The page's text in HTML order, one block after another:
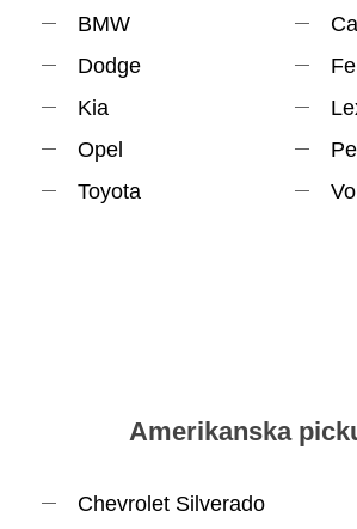
BMW
Dodge
Kia
Opel
Toyota
Amerikanska
Chevrolet Silverado